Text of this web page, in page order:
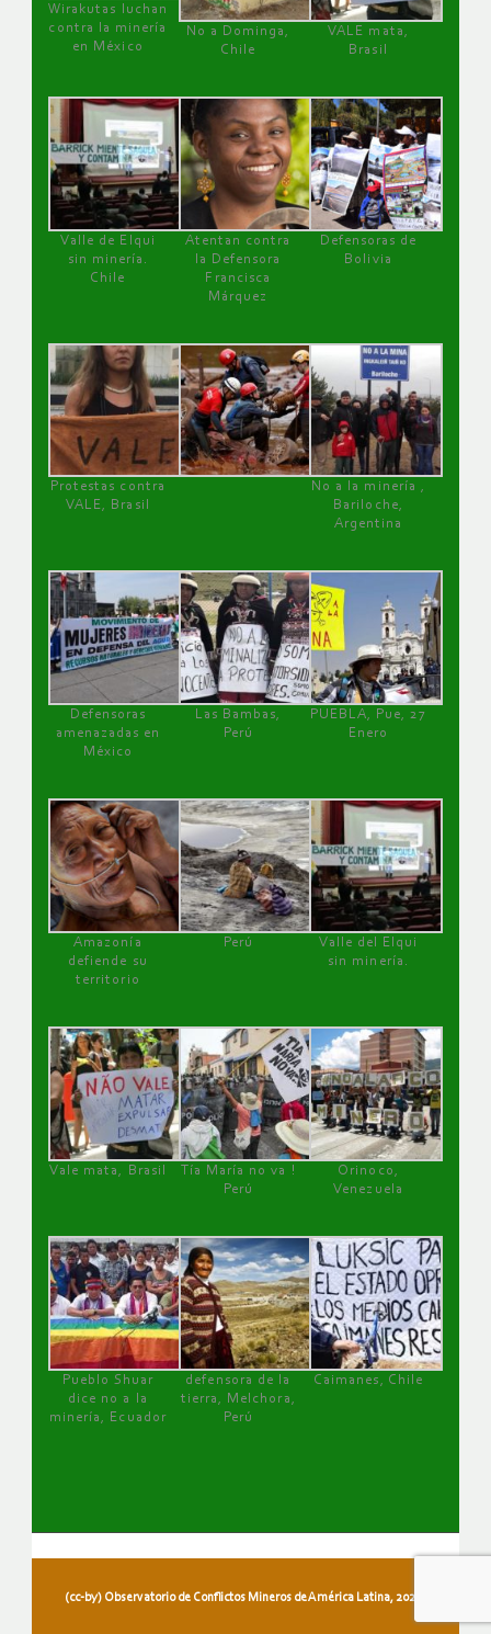
Wirakutas luchan
contra la minería
en México
No a Dominga,
Chile
VALE mata,
Brasil
Valle de Elqui
sin minería.
Chile
Atentan contra
la Defensora
Francisca
Márquez
Defensoras de
Bolivia
Protestas contra
VALE, Brasil
No a la minería ,
Bariloche,
Argentina
Defensoras
amenazadas en
México
Las Bambas,
Perú
PUEBLA, Pue, 27
Enero
Amazonía
defiende su
territorio
Perú
Valle del Elqui
sin minería.
Vale mata, Brasil
Tía María no va !
Perú
Orinoco,
Venezuela
Pueblo Shuar
dice no a la
minería, Ecuador
defensora de la
tierra, Melchora,
Perú
Caimanes, Chile
(cc-by) Observatorio de Conflictos Mineros de América Latina, 2026